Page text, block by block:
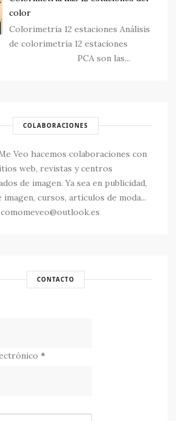
color
Colorimetría 12 estaciones Análisis
de colorimetría 12 estaciones
son las...
COLABORACIONES
Veo hacemos colaboraciones con
web, revistas y centros
de imagen. Ya sea en publicidad,
cursos, artículos de moda...
CONTACTO
*